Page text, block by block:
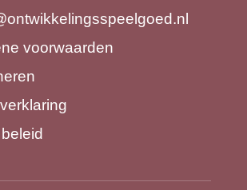
voorwaarden